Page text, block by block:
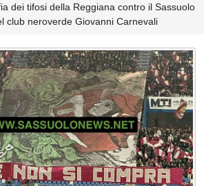
dei tifosi della Reggiana contro il Sassuolo
club neroverde Giovanni Carnevali